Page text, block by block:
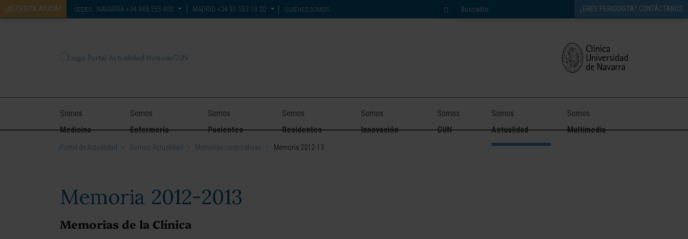
¿NECESITA AYUDA? SEDES: NAVARRA +34 948 255 400 MADRID +34 91 353 19 20 QUIÉNES SOMOS ¿ERES PERIODISTA? CONTÁCTANOS
Somos
Medicina
Somos
Enfermería
Somos
Pacientes
Somos
Residentes
Somos
Innovación
Somos
CUN
Somos
Actualidad
Somos
Multimedia
Portal de Actualidad > Somos Actualidad > Memorias corporativas > Memoria 2012-13
Memoria 2012-2013
Memorias de la Clínica